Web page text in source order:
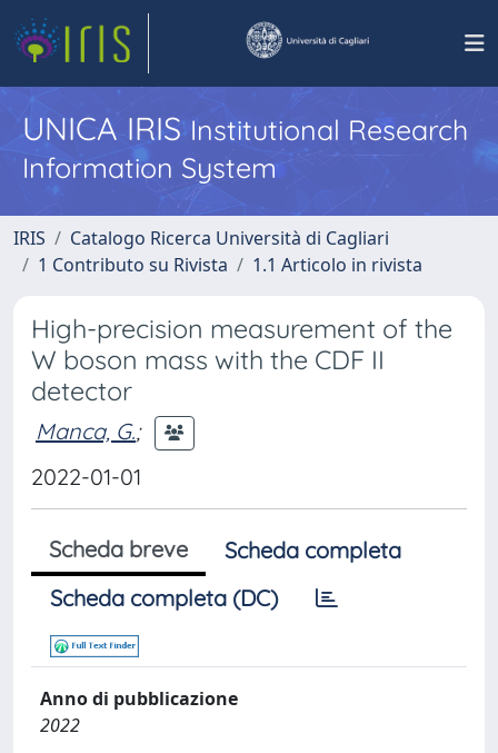
UNICA IRISInstitutional Research
Information System
IRIS
Catalogo Ricerca Università di Cagliari
1 Contributo su Rivista
1.1 Articolo in rivista
High-precision measurement of the
W boson mass with the CDF II
detector
Manca, G.;
2022-01-01
Scheda breve
Scheda completa
Scheda completa (DC)
Anno di pubblicazione
2022